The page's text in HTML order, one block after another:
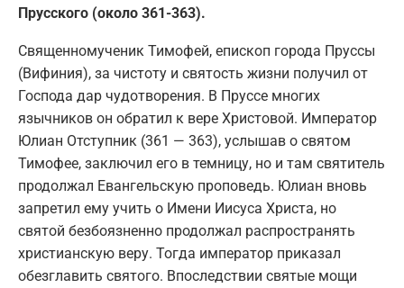
Прусского (около 361-363).
Священномученик Тимофей, епископ города Пруссы
(Вифиния), за чистоту и святость жизни получил от
Господа дар чудотворения. В Пруссе многих
язычников он обратил к вере Христовой. Император
Юлиан Отступник (361 — 363), услышав о святом
Тимофее, заключил его в темницу, но и там святитель
продолжал Евангельскую проповедь. Юлиан вновь
запретил ему учить о Имени Иисуса Христа, но
святой безбоязненно продолжал распространять
христианскую веру. Тогда император приказал
обезглавить святого. Впоследствии святые мощи